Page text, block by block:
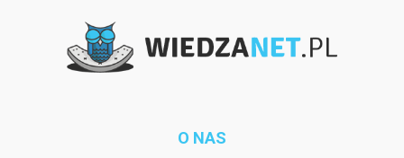
O NAS